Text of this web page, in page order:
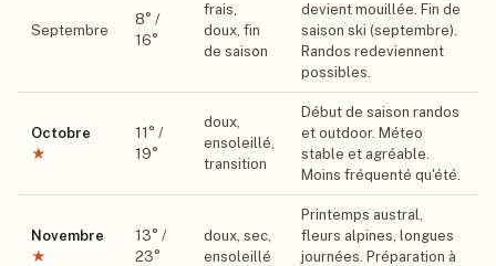
Septembre
8° /
16°
frais,
doux, fin
de saison
devient mouillée. Fin de
saison ski (septembre).
Randos redeviennent
possibles.
Octobre
★
11 ° /
19°
doux,
ensoleillé,
transition
Début de saison randos
et outdoor. Méteo
stable et agréable.
Moins fréquenté qu'été.
Novembre
★
13° /
23°
doux, sec,
ensoleillé
Printemps austral,
fleurs alpines, longues
journées. Préparation à